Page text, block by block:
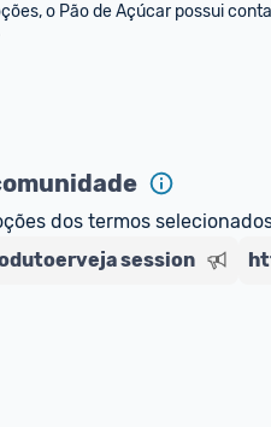
o Pão de Açúcar possui
dos termos
session